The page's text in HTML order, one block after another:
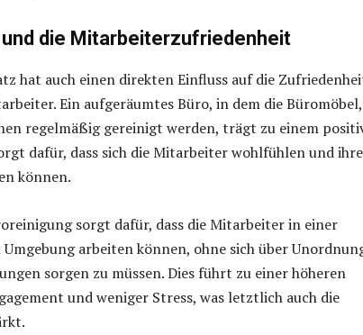
die Mitarbeiterzufriedenheit
hat auch einen direkten Einfluss auf die
Ein aufgeräumtes Büro, in dem die Büromöbel,
regelmäßig gereinigt werden, trägt zu einem
dafür, dass sich die Mitarbeiter wohlfühlen und ihre
können.
sorgt dafür, dass die Mitarbeiter in einer
Umgebung arbeiten können, ohne sich über
sorgen zu müssen. Dies führt zu einer höheren
und weniger Stress, was letztlich auch die